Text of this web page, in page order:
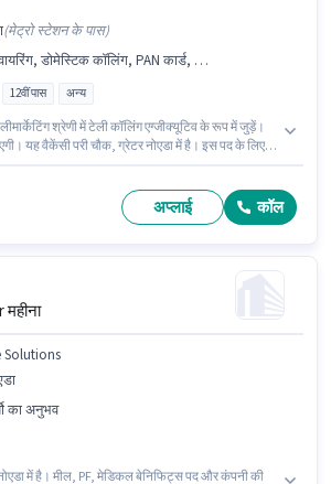
(मेट्रो स्टेशन के पास)
कॉलिंग, PAN कार्ड, कम्युनिकेशन स्किल, कंप्यूटर नॉलेज, बैंक अकाउंट
12वीं पास अन्य
श्रेणी में टेली कॉलिंग एग्जीक्यूटिव के रूप में जुड़ें।
यह वैकेंसी परी चौक, ग्रेटर नोएडा में है। इस पद के लिए
होना अनिवार्य है।
अप्लाई कॉल
Solutions
का अनुभव
में है। मील, PF, मेडिकल बेनिफिट्स पद और कंपनी की